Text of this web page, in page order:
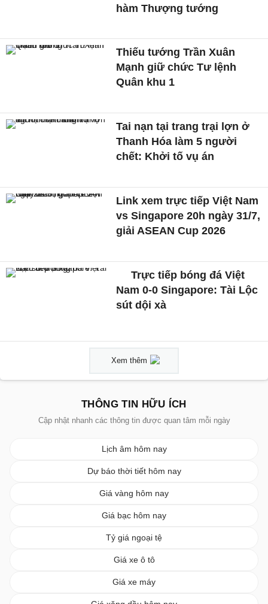
hàm Thượng tướng
Thiếu tướng Trần Xuân
Mạnh giữ chức Tư lệnh
Quân khu 1
Tai nạn tại trang trại lợn ở
Thanh Hóa làm 5 người
chết: Khởi tố vụ án
Link xem trực tiếp Việt Nam
vs Singapore 20h ngày 31/7,
giải ASEAN Cup 2026
Trực tiếp bóng đá Việt
Nam 0-0 Singapore: Tài Lộc
sút dội xà
Xem thêm
THÔNG TIN HỮU ÍCH
Cập nhật nhanh các thông tin được quan tâm mỗi ngày
Lịch âm hôm nay
Dự báo thời tiết hôm nay
Giá vàng hôm nay
Giá bạc hôm nay
Tỷ giá ngoại tệ
Giá xe ô tô
Giá xe máy